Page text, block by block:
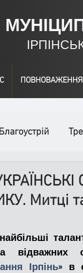
ПОВНОВАЖЕННЯ
Інформація
ДТП
Митці
відважних
Ірпінь» в